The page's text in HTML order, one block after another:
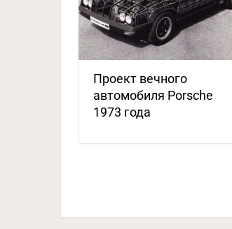
Проект вечного
автомобиля Porsche
1973 года